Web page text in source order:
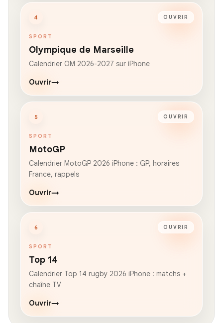
4 OUVRIR
SPORT
Olympique de Marseille
Calendrier OM 2026-2027 sur iPhone
Ouvrir→
5 OUVRIR
SPORT
MotoGP
Calendrier MotoGP 2026 iPhone : GP, horaires
France, rappels
Ouvrir→
6 OUVRIR
SPORT
Top 14
Calendrier Top 14 rugby 2026 iPhone : matchs +
chaîne TV
Ouvrir→